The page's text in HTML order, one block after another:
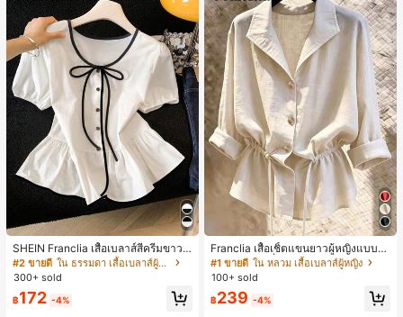
SHEIN Franclia เสื้อเบลาส์สีครีมขาวนุ่
มนวล เอวรูด, แต่งขอบตัดกัน + โบว์ผูก,
แขนพอง จับคู่กับกระโปรงชายระบาย,
ลดอายุและดูดี, นุ่มและเก๋ไก๋สำหรับใส่ทุ
กวัน
#2 ขายดี
ใน ธรรมดา เสื้อเบลาส์ผู้หญิง
300+ sold
฿172 -4%
Franclia เสื้อเชิ้ตแขนยาวผู้หญิงแบบห
ลวมทรงสลัชชี่ลำลอง มีเชือกรูด ช่วยพร
างหุ่น
#1 ขายดี ใน หลวม เสื้อเบลาส์ผู้หญิง
100+ sold
฿239 -4%